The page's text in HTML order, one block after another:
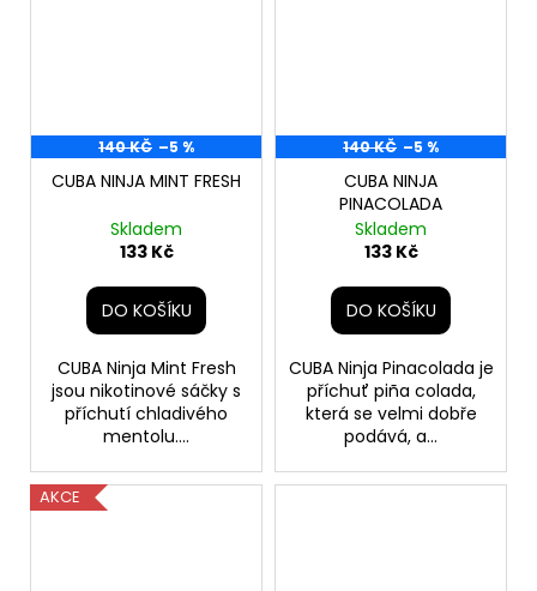
140 KČ –5 %
CUBA NINJA MINT FRESH
Skladem
133 Kč
DO KOŠÍKU
CUBA Ninja Mint Fresh
jsou nikotinové sáčky s
příchutí chladivého
mentolu....
140 KČ –5 %
CUBA NINJA
PINACOLADA
Skladem
133 Kč
DO KOŠÍKU
CUBA Ninja Pinacolada je
příchuť piña colada,
která se velmi dobře
podává, a...
AKCE